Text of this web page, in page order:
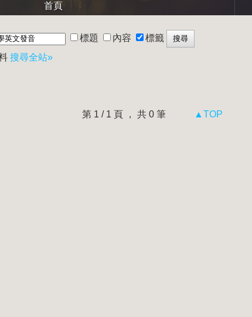
首頁
標題 內容
標籤
搜尋全站»
第 1 / 1 頁 ， 共 0 筆 ▲TOP